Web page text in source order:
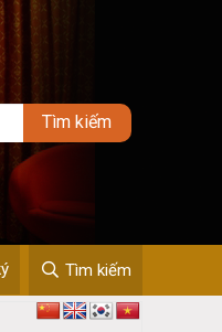
Tìm kiếm